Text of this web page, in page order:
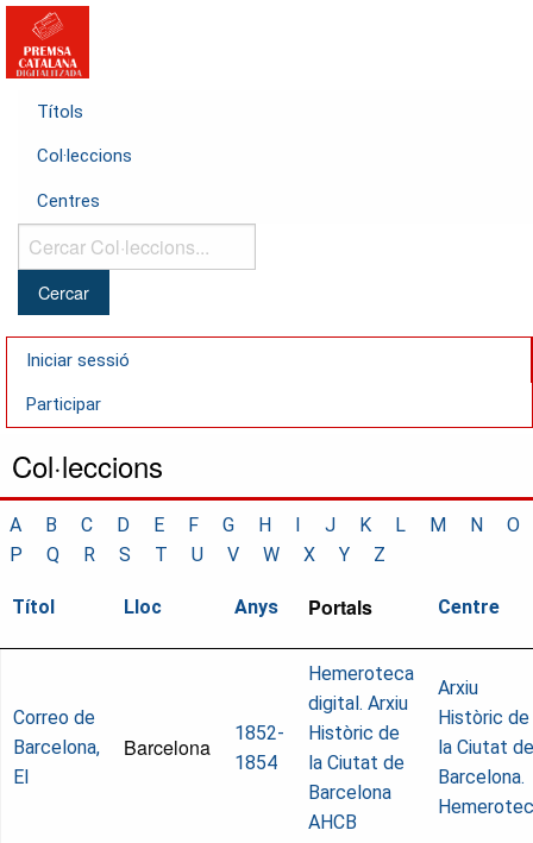
Títols
Col·leccions
Centres
Cercar
Col·leccions...
Iniciar sessió
Participar
Col·leccions
A B C D E F G H I J K L M N
O
P
Q R S T U V W X Y Z
Títol Lloc Anys Portals Centre
Correo de
Barcelona,
El
Barcelona
1852-
1854
Hemeroteca
digital. Arxiu
Històric de
la Ciutat de
Barcelona
AHCB
Arxiu
Històric de
la Ciutat de
Barcelona.